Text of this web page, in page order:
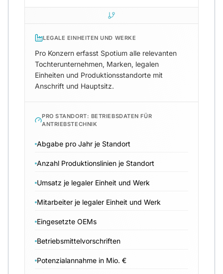
LEGALE EINHEITEN UND WERKE
Pro Konzern erfasst Spotium alle relevanten
Tochterunternehmen, Marken, legalen
Einheiten und Produktionsstandorte mit
Anschrift und Hauptsitz.
PRO STANDORT: BETRIEBSDATEN FÜR
ANTRIEBSTECHNIK
Abgabe pro Jahr je Standort
Anzahl Produktionslinien je Standort
Umsatz je legaler Einheit und Werk
Mitarbeiter je legaler Einheit und Werk
Eingesetzte OEMs
Betriebsmittelvorschriften
Potenzialannahme in Mio. €